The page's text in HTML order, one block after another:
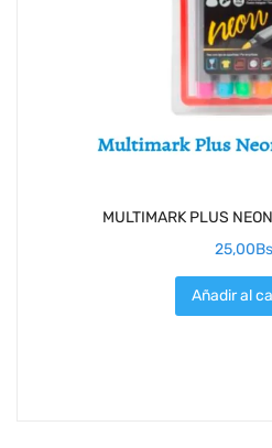
MULTIMARK PLUS
25,00
Añadir al